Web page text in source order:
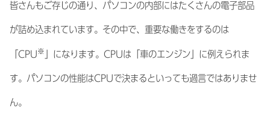
皆さんもご存じの通り、パソコンの内部にはたくさんの電子部品
が詰め込まれています。その中で、重要な働きをするのは
「CPU※ 」になります。CPUは「車のエンジン」に例えられま
す。パソコンの性能はCPUで決まるといっても過言ではありませ
ん。